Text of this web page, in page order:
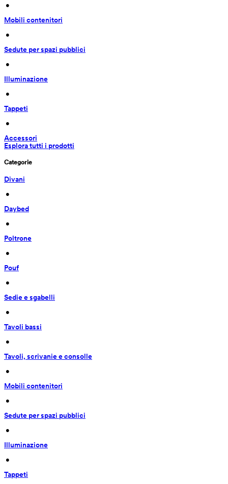
•
Mobili contenitori
•
Sedute per spazi pubblici
•
Illuminazione
•
Tappeti
•
Accessori
Esplora tutti i prodotti
Categorie
Divani
•
Daybed
•
Poltrone
•
Pouf
•
Sedie e sgabelli
•
Tavoli bassi
•
Tavoli, scrivanie e consolle
•
Mobili contenitori
•
Sedute per spazi pubblici
•
Illuminazione
•
Tappeti